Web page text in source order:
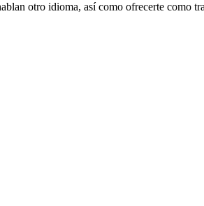
otro idioma, así como ofrecerte como